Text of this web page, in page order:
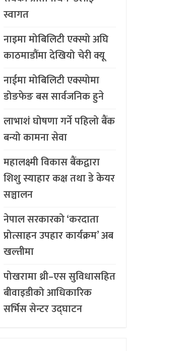
स्वागत
नाइमा मोबिलिटी एक्स्पो अघि
काठमाडौंमा देखियो चेरी क्यू
नाईमा मोबिलिटी एक्स्पोमा
डोङफेङ बस सार्वजनिक हुने
लाभाशं घोषणा गर्ने पहिलो बैंक
बन्यो कामना सेवा
महालक्ष्मी विकास बैंकद्वारा
शिशु स्याहार कक्ष तथा डे केयर
सञ्चालन
नेपाल सरकारको ‘करदाता
प्रोत्साहन उपहार कार्यक्रम’ अब
खल्तीमा
पोखरामा थ्री–एस सुविधासहित
बीवाइडीको आधिकारिक
सर्भिस सेन्टर उद्घाटन